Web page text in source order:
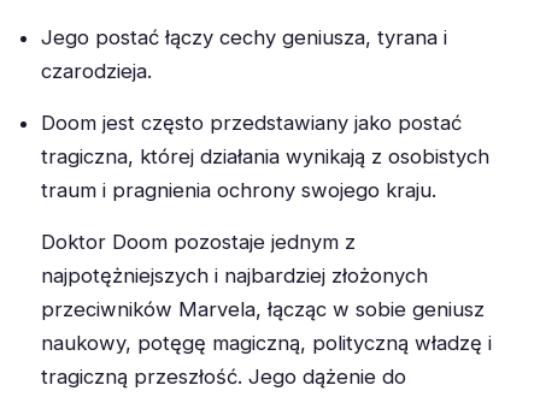
Jego postać łączy cechy geniusza, tyrana i
czarodzieja.
Doom jest często przedstawiany jako postać
tragiczna, której działania wynikają z osobistych
traum i pragnienia ochrony swojego kraju.
Doktor Doom pozostaje jednym z
najpotężniejszych i najbardziej złożonych
przeciwników Marvela, łącząc w sobie geniusz
naukowy, potęgę magiczną, polityczną władzę i
tragiczną przeszłość. Jego dążenie do